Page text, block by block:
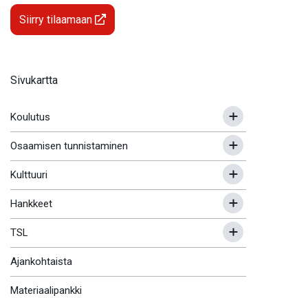
Siirry tilaamaan
Sivukartta
Koulutus
Osaamisen tunnistaminen
Kulttuuri
Hankkeet
TSL
Ajankohtaista
Materiaalipankki